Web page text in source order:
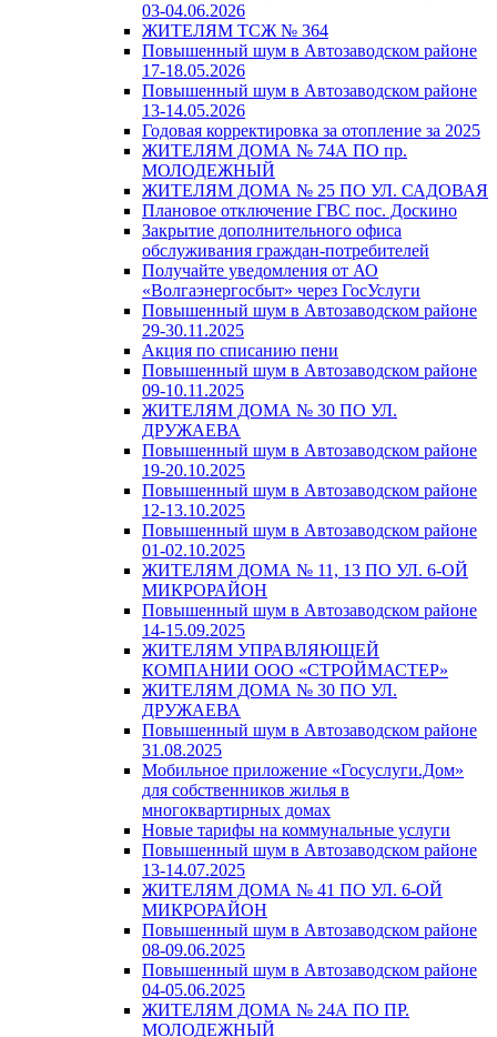
03-04.06.2026
ЖИТЕЛЯМ ТСЖ № 364
Повышенный шум в Автозаводском районе
17-18.05.2026
Повышенный шум в Автозаводском районе
13-14.05.2026
Годовая корректировка за отопление за 2025
ЖИТЕЛЯМ ДОМА № 74А ПО пр.
МОЛОДЕЖНЫЙ
ЖИТЕЛЯМ ДОМА № 25 ПО УЛ. САДОВАЯ
Плановое отключение ГВС пос. Доскино
Закрытие дополнительного офиса
обслуживания граждан-потребителей
Получайте уведомления от АО
«Волгаэнергосбыт» через ГосУслуги
Повышенный шум в Автозаводском районе
29-30.11.2025
Акция по списанию пени
Повышенный шум в Автозаводском районе
09-10.11.2025
ЖИТЕЛЯМ ДОМА № 30 ПО УЛ.
ДРУЖАЕВА
Повышенный шум в Автозаводском районе
19-20.10.2025
Повышенный шум в Автозаводском районе
12-13.10.2025
Повышенный шум в Автозаводском районе
01-02.10.2025
ЖИТЕЛЯМ ДОМА № 11, 13 ПО УЛ. 6-ОЙ
МИКРОРАЙОН
Повышенный шум в Автозаводском районе
14-15.09.2025
ЖИТЕЛЯМ УПРАВЛЯЮЩЕЙ
КОМПАНИИ ООО «СТРОЙМАСТЕР»
ЖИТЕЛЯМ ДОМА № 30 ПО УЛ.
ДРУЖАЕВА
Повышенный шум в Автозаводском районе
31.08.2025
Мобильное приложение «Госуслуги.Дом»
для собственников жилья в
многоквартирных домах
Новые тарифы на коммунальные услуги
Повышенный шум в Автозаводском районе
13-14.07.2025
ЖИТЕЛЯМ ДОМА № 41 ПО УЛ. 6-ОЙ
МИКРОРАЙОН
Повышенный шум в Автозаводском районе
08-09.06.2025
Повышенный шум в Автозаводском районе
04-05.06.2025
ЖИТЕЛЯМ ДОМА № 24А ПО ПР.
МОЛОДЕЖНЫЙ